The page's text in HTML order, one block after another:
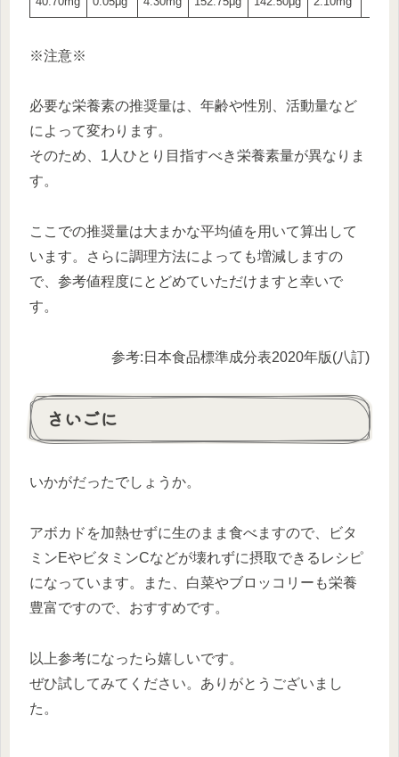
※注意※
必要な栄養素の推奨量は、年齢や性別、活動量など
によって変わります。
そのため、1人ひとり目指すべき栄養素量が異なりま
す。
ここでの推奨量は大まかな平均値を用いて算出して
います。さらに調理方法によっても増減しますの
で、参考値程度にとどめていただけますと幸いで
す。
参考:日本食品標準成分表2020年版(八訂)
さいごに
いかがだったでしょうか。
アボカドを加熱せずに生のまま食べますので、ビタ
ミンEやビタミンCなどが壊れずに摂取できるレシピ
になっています。また、白菜やブロッコリーも栄養
豊富ですので、おすすめです。
以上参考になったら嬉しいです。
ぜひ試してみてください。ありがとうございまし
た。